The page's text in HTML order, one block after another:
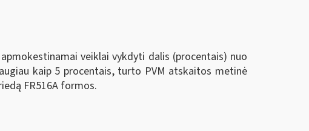
veiklai vykdyti dalis (procentais) nuo
kaip 5 procentais, turto PVM atskaitos metinė
FR516A formos.